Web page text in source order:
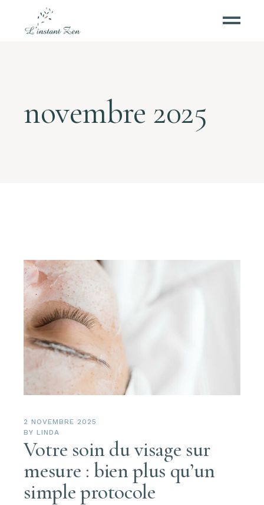
novembre 2025
2 NOVEMBRE 2025
BY LINDA
Votre soin du visage sur
mesure : bien plus qu’un
simple protocole